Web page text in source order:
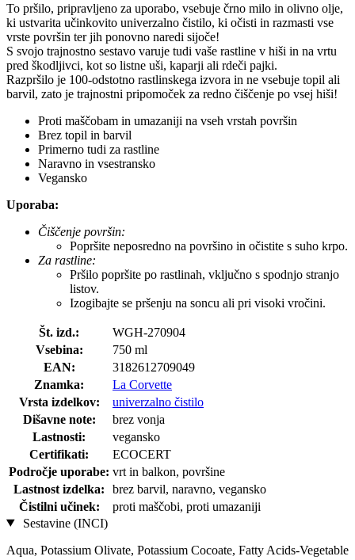
To pršilo, pripravljeno za uporabo, vsebuje črno milo in olivno olje,
ki ustvarita učinkovito univerzalno čistilo, ki očisti in razmasti vse
vrste površin ter jih ponovno naredi sijoče!
S svojo trajnostno sestavo varuje tudi vaše rastline v hiši in na vrtu
pred škodljivci, kot so listne uši, kaparji ali rdeči pajki.
Razpršilo je 100-odstotno rastlinskega izvora in ne vsebuje topil ali
barvil, zato je trajnostni pripomoček za redno čiščenje po vsej hiši!
Proti maščobam in umazaniji na vseh vrstah površin
Brez topil in barvil
Primerno tudi za rastline
Naravno in vsestransko
Vegansko
Uporaba:
Čiščenje površin:
Popršite neposredno na površino in očistite s suho krpo.
Za rastline:
Pršilo popršite po rastlinah, vključno s spodnjo stranjo
listov.
Izogibajte se pršenju na soncu ali pri visoki vročini.
Št. izd.:
WGH-270904
Vsebina:
750 ml
EAN:
3182612709049
Znamka:
La Corvette
Vrsta izdelkov:
univerzalno čistilo
Dišavne note:
brez vonja
Lastnosti:
vegansko
Certifikati:
ECOCERT
Področje uporabe: vrt in balkon, površine
Lastnost izdelka:
brez barvil, naravno, vegansko
Čistilni učinek:
proti maščobi, proti umazaniji
Sestavine (INCI)
Aqua, Potassium Olivate, Potassium Cocoate, Fatty Acids-Vegetable